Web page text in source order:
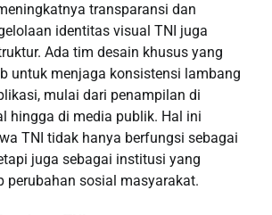
transparansi dan
identitas visual TNI juga
Ada tim desain khusus yang
untuk menjaga konsistensi lambang
mulai dari penampilan di
hingga di media publik. Hal ini
TNI tidak hanya berfungsi sebagai
juga sebagai institusi yang
perubahan sosial masyarakat.